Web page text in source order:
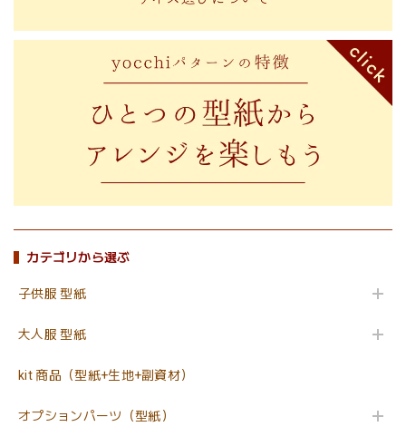
カテゴリから選ぶ
子供服 型紙
大人服 型紙
kit 商品（型紙+生地+副資材）
オプションパーツ（型紙）